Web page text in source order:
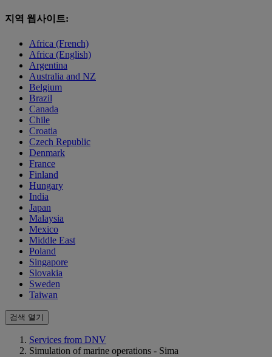
지역 웹사이트:
Africa (French)
Africa (English)
Argentina
Australia and NZ
Belgium
Brazil
Canada
Chile
Croatia
Czech Republic
Denmark
France
Finland
Hungary
India
Japan
Malaysia
Mexico
Middle East
Poland
Singapore
Slovakia
Sweden
Taiwan
검색 열기
Services from DNV
Simulation of marine operations - Sima